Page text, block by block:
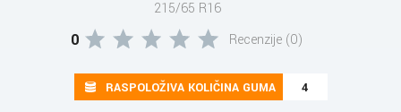
215/65 R16
0 Recenzije (0)
RASPOLOŽIVA KOLIČINA GUMA 4